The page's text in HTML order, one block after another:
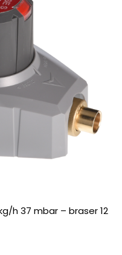
h 37 mbar – braser 12